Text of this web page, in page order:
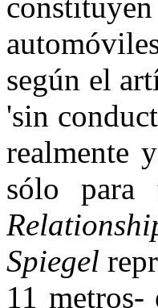
según el
'sin
realmente
sólo para
Spiegel
11 metros-